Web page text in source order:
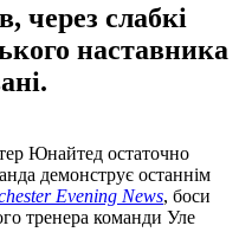
через слабкі
наставника
Юнайтед остаточно
демонструє останнім
Evening News, боси
тренера команди Уле